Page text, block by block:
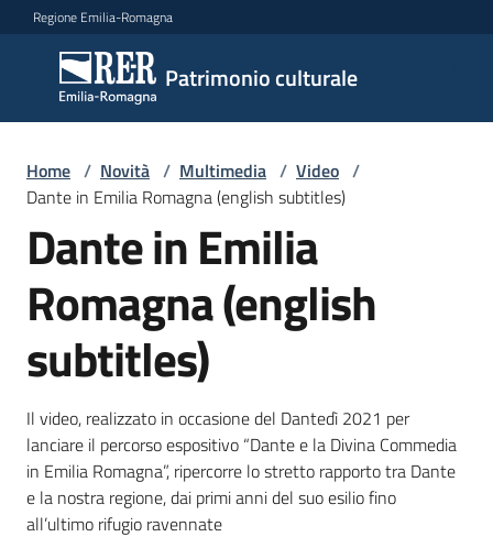
Vai al contenuto
Vai alla navigazione
Vai al footer
Regione Emilia-Romagna
Patrimonio culturale
Patrimonio
culturale
Argomenti
Novità
Servizi
Leggi
Atti
Bandi
Home / Novità / Multimedia / Video /
Dante in Emilia Romagna (english subtitles)
Dante in Emilia
Romagna (english
subtitles)
Il video, realizzato in occasione del Dantedì 2021 per
lanciare il percorso espositivo “Dante e la Divina Commedia
in Emilia Romagna”, ripercorre lo stretto rapporto tra Dante
e la nostra regione, dai primi anni del suo esilio fino
all’ultimo rifugio ravennate